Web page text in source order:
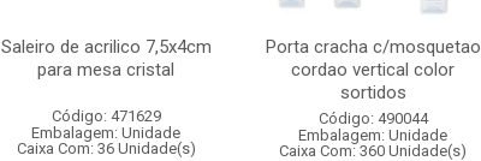
Saleiro de acrilico 7,5x4cm
para mesa cristal
Código: 471629
Embalagem: Unidade
Caixa Com: 36 Unidade(s)
Porta cracha c/mosquetao
cordao vertical color
sortidos
Código: 490044
Embalagem: Unidade
Caixa Com: 360 Unidade(s)